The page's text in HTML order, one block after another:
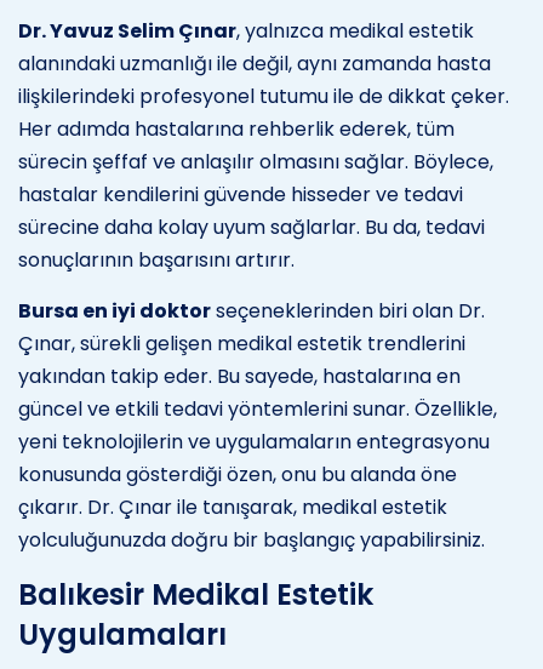
Dr. Yavuz Selim Çınar, yalnızca medikal estetik
alanındaki uzmanlığı ile değil, aynı zamanda hasta
ilişkilerindeki profesyonel tutumu ile de dikkat çeker.
Her adımda hastalarına rehberlik ederek, tüm
sürecin şeffaf ve anlaşılır olmasını sağlar. Böylece,
hastalar kendilerini güvende hisseder ve tedavi
sürecine daha kolay uyum sağlarlar. Bu da, tedavi
sonuçlarının başarısını artırır.
Bursa en iyi doktorseçeneklerinden biri olan Dr.
Çınar, sürekli gelişen medikal estetik trendlerini
yakından takip eder. Bu sayede, hastalarına en
güncel ve etkili tedavi yöntemlerini sunar. Özellikle,
yeni teknolojilerin ve uygulamaların entegrasyonu
konusunda gösterdiği özen, onu bu alanda öne
çıkarır. Dr. Çınar ile tanışarak, medikal estetik
yolculuğunuzda doğru bir başlangıç yapabilirsiniz.
Balıkesir Medikal Estetik
Uygulamaları